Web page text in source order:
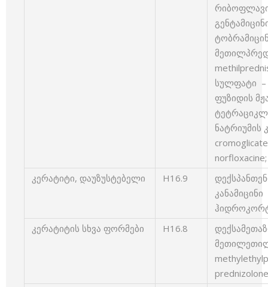
სულფატი –
ფუზიდის
კერატიტი, დაუზუსტებელი
H16.9
კანამიცინი
კერატიტის სხვა ფორმები
H16.8